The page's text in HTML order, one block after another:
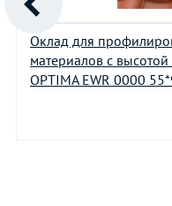
Оклад для
материалов с
OPTIMA EWR 0000